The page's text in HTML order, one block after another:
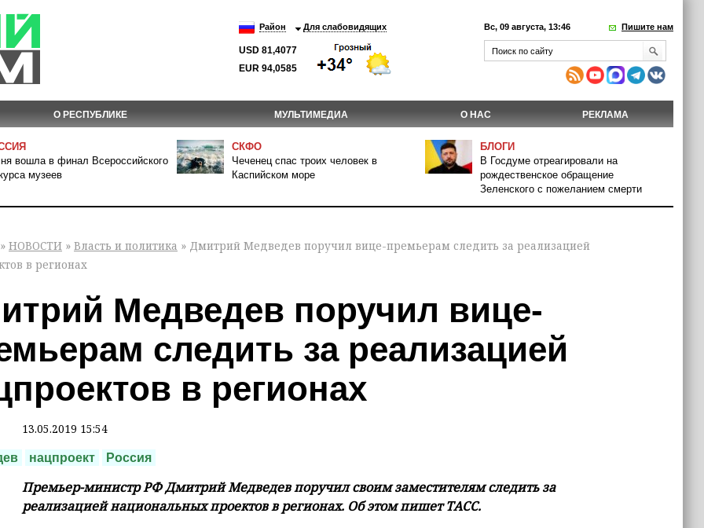
Район Для слабовидящих
USD 81,4077
EUR 94,0585
Вс, 09 августа, 13:46 Пишите нам
О РЕСПУБЛИКЕ МУЛЬТИМЕДИА О НАС РЕКЛАМА
вошла в финал Всероссийского
музеев
СКФО
Чеченец спас троих человек в
Каспийском море
БЛОГИ
В Госдуме отреагировали на
рождественское обращение
Зеленского с пожеланием смерти
» НОВОСТИ » Власть и политика » Дмитрий Медведев поручил вице-премьерам следить за реализацией
в регионах
Медведев поручил вице-
следить за реализацией
в регионах
13.05.2019 15:54
нацпроект Россия
Премьер-министр РФ Дмитрий Медведев поручил своим заместителям следить за
реализацией национальных проектов в регионах. Об этом пишет ТАСС.